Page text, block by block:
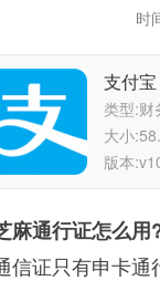
时
支付宝
类型:财
大小
版本
通行证怎么用
信证只有申卡